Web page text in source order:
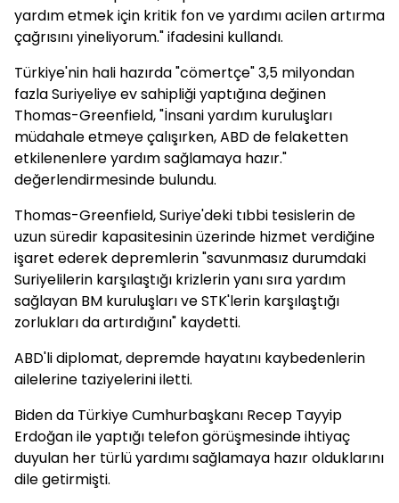
yardım etmek için kritik fon ve yardımı acilen artırma
çağrısını yineliyorum." ifadesini kullandı.
Türkiye'nin hali hazırda "cömertçe" 3,5 milyondan
fazla Suriyeliye ev sahipliği yaptığına değinen
Thomas-Greenfield, "İnsani yardım kuruluşları
müdahale etmeye çalışırken, ABD de felaketten
etkilenenlere yardım sağlamaya hazır."
değerlendirmesinde bulundu.
Thomas-Greenfield, Suriye'deki tıbbi tesislerin de
uzun süredir kapasitesinin üzerinde hizmet verdiğine
işaret ederek depremlerin "savunmasız durumdaki
Suriyelilerin karşılaştığı krizlerin yanı sıra yardım
sağlayan BM kuruluşları ve STK'lerin karşılaştığı
zorlukları da artırdığını" kaydetti.
ABD'li diplomat, depremde hayatını kaybedenlerin
ailelerine taziyelerini iletti.
Biden da Türkiye Cumhurbaşkanı Recep Tayyip
Erdoğan ile yaptığı telefon görüşmesinde ihtiyaç
duyulan her türlü yardımı sağlamaya hazır olduklarını
dile getirmişti.